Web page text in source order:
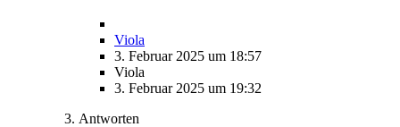
Viola
3. Februar 2025 um 18:57
Viola
3. Februar 2025 um 19:32
Antworten